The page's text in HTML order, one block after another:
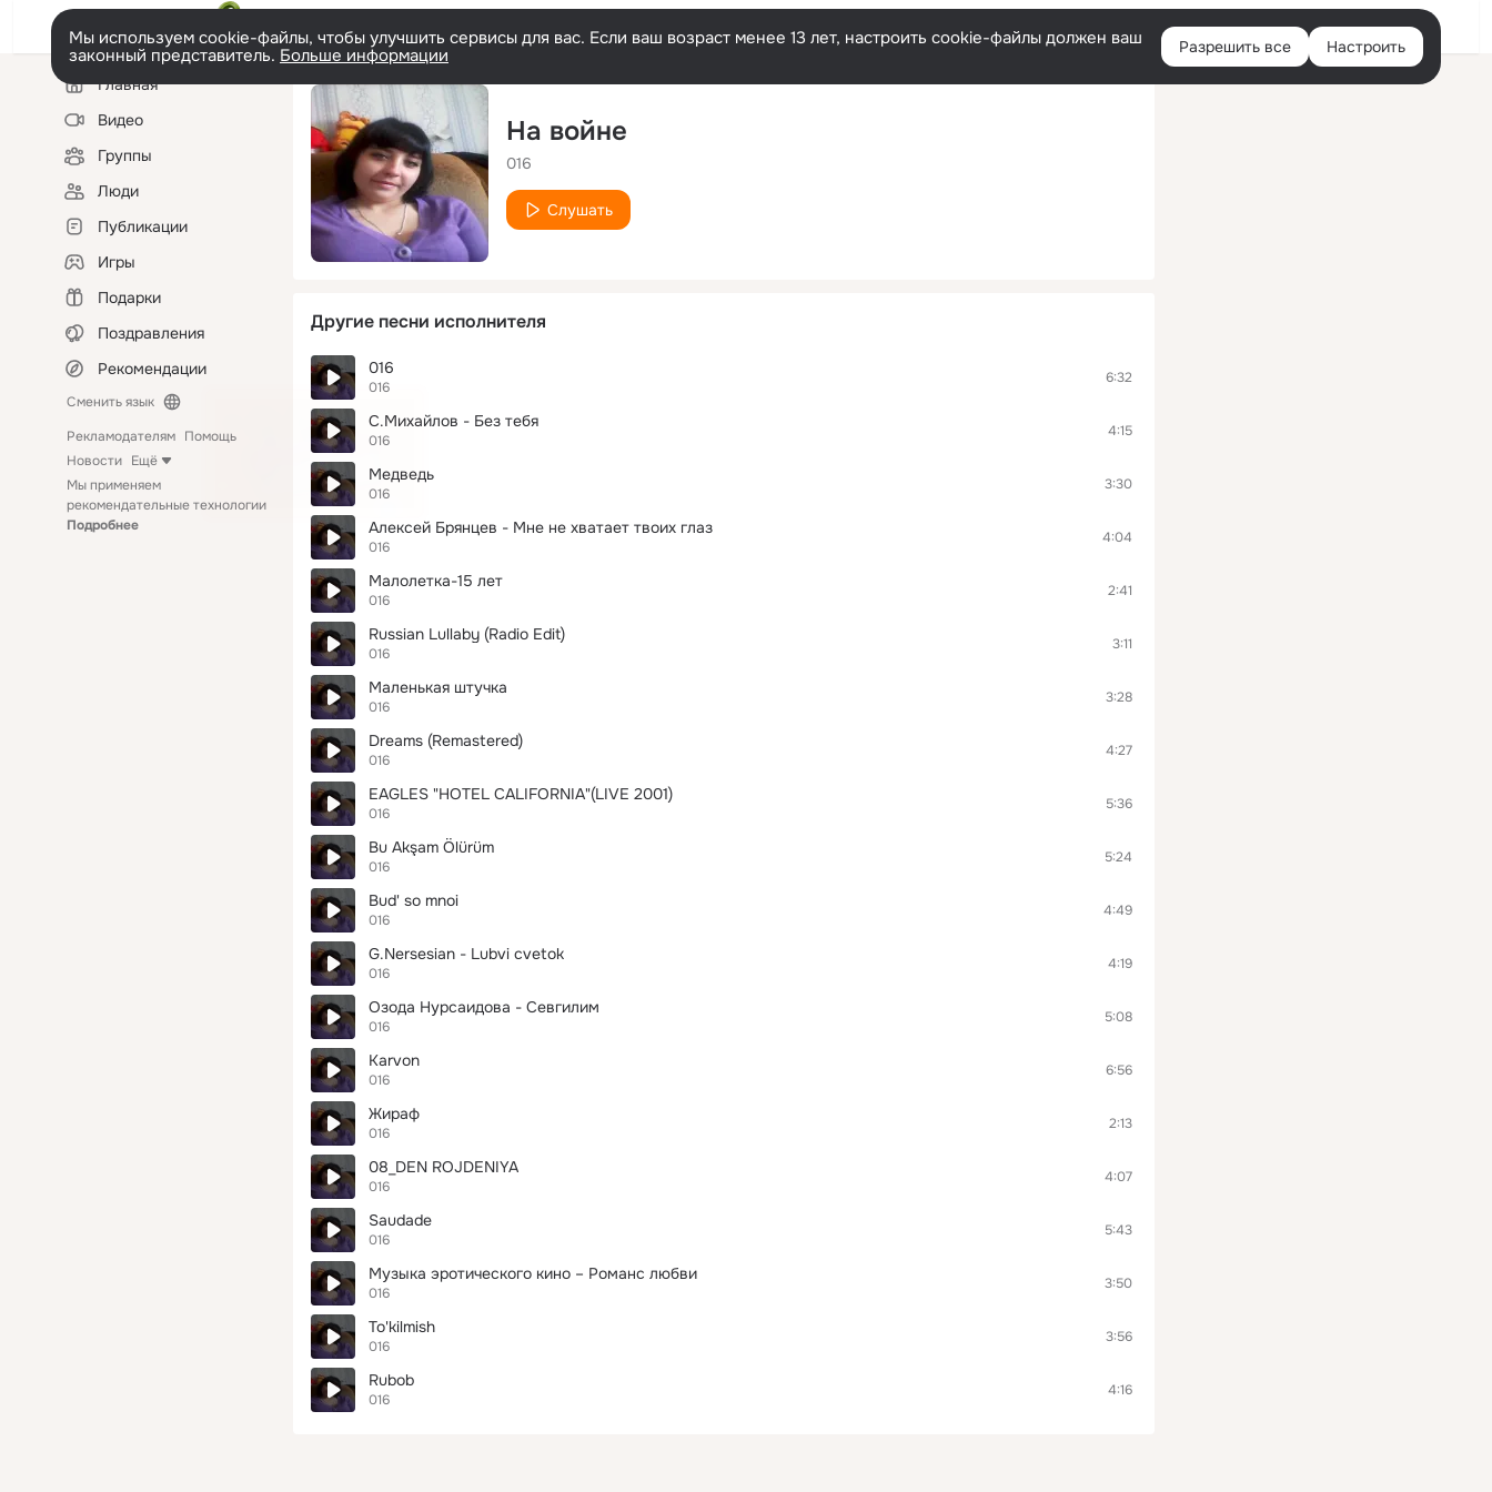
Войти
Мы используем cookie-файлы, чтобы улучшить сервисы для вас. Если ваш возраст менее 13 лет, настроить cookie-файлы должен ваш
законный представитель. Больше информации Разрешить все Настроить
Левая
колонкаГлавная
Видео
Группы
Люди
Публикации
Игры
Подарки
Поздравления
Рекомендации
Сменить язык
Рекламодателям Помощь
Новости Ещё
Мы применяем
рекомендательные технологии
Подробнее
На войне
016
Слушать
Другие песни исполнителя
016
016
6:32
С.Михайлов - Без тебя
016
4:15
Медведь
016
3:30
Алексей Брянцев - Мне не хватает твоих глаз
016
4:04
Малолетка-15 лет
016
2:41
Russian Lullaby (Radio Edit)
016
3:11
Маленькая штучка
016
3:28
Dreams (Remastered)
016
4:27
EAGLES "HOTEL CALIFORNIA"(LIVE 2001)
016
5:36
Bu Akşam Ölürüm
016
5:24
Bud' so mnoi
016
4:49
G.Nersesian - Lubvi cvetok
016
4:19
Озода Нурсаидова - Севгилим
016
5:08
Karvon
016
6:56
Жираф
016
2:13
08_DEN ROJDENIYA
016
4:07
Saudade
016
5:43
Музыка эротического кино – Романс любви
016
3:50
To'kilmish
016
3:56
Rubob
016
4:16